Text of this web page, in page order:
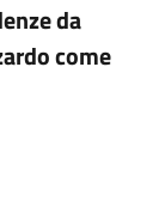
da
come